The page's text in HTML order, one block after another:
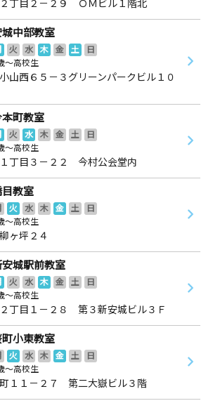
中部教室
火 水 木 金 土
日
～高校生
山西６５－３グリーンパークビル１０
町教室
火 水 木 金 土
日
～高校生
丁目３－２２ 今村公会堂内
教室
火 水 木 金 土
日
～高校生
ヶ坪２４
城駅前教室
火 水 木 金 土
日
～高校生
丁目１－２８ 第３新安城ビル３Ｆ
小東教室
火 水 木 金 土
日
～高校生
１１－２７ 第二大嶽ビル３階